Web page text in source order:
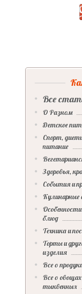
Все
О Разном
Детское
Спорт,
питание
Здоровья,
События и
Кулинарные
блюд
Техника и
Торты и
изделия
Все о
Все о
тыквенных